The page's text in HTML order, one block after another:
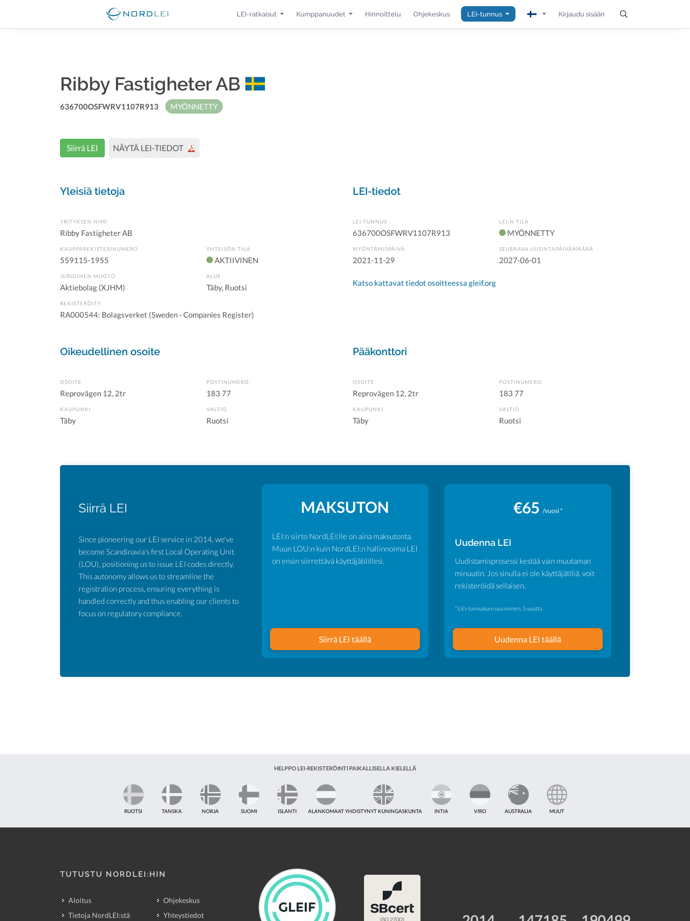
LEI-ratkaisut Kumppanuudet Hinnoittelu Ohjekeskus LEI-tunnus Kirjaudu sisään
Ribby Fastigheter AB
636700OSFWRV1107R913 MYÖNNETTY
Siirrä LEI NÄYTÄ LEI-TIEDOT
Yleisiä tietoja
YRITYKSEN NIMI
Ribby Fastigheter AB
KAUPPAREKISTERINUMERO
559115-1955
YHTEISÖN TILA
AKTIIVINEN
JURIDINEN MUOTO
Aktiebolag (XJHM)
ALUE
Täby, Ruotsi
REKISTERÖITY
RA000544: Bolagsverket (Sweden - Companies Register)
LEI-tiedot
LEI-TUNNUS
636700OSFWRV1107R913
LEI:N TILA
MYÖNNETTY
MYÖNTÄMISPÄIVÄ
2021-11-29
SEURAAVA UUSINTAPÄIVÄMÄÄRÄ
2027-06-01
Katso kattavat tiedot osoitteessa gleif.org
Oikeudellinen osoite
OSOITE
Reprovägen 12, 2tr
POSTINUMERO
183 77
KAUPUNKI
Täby
VALTIO
Ruotsi
Pääkonttori
OSOITE
Reprovägen 12, 2tr
POSTINUMERO
183 77
KAUPUNKI
Täby
VALTIO
Ruotsi
Siirrä LEI
Since pioneering our LEI service in 2014, we've
become Scandinavia's first Local Operating Unit
(LOU), positioning us to issue LEI codes directly.
This autonomy allows us to streamline the
registration process, ensuring everything is
handled correctly and thus enabling our clients to
focus on regulatory compliance.
MAKSUTON
LEI:n siirto NordLEI:lle on aina maksutonta.
Muun LOU:n kuin NordLEI:n hallinnoima LEI
on ensin siirrettävä käyttäjätilillesi.
Siirrä LEI täällä
€65 /vuosi *
Uudenna LEI
Uudistamisprosessi kestää vain muutaman
minuutin. Jos sinulla ei ole käyttäjätiliä, voit
rekisteröidä sellaisen.
* LEI-tunnuksen uusiminen, 5 vuotta
Uudenna LEI täällä
HELPPO LEI-REKISTERÖINTI PAIKALLISELLA KIELELLÄ
RUOTSI TANSKA NORJA SUOMI ISLANTI ALANKOMAAT YHDISTYNYT KUNINGASKUNTA INTIA VIRO AUSTRALIA MUUT
TUTUSTU NORDLEI:HIN
Aloitus
Tietoja NordLEI:stä
Ohjekeskus
Yhteystiedot